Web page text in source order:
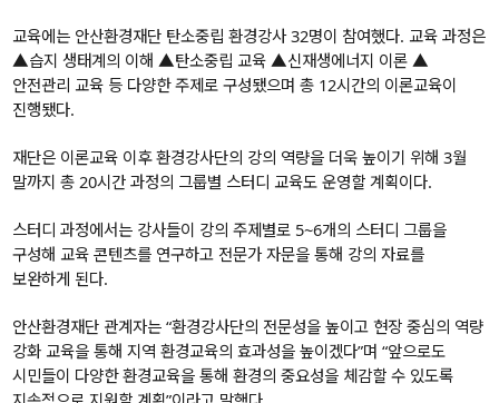
교육에는 안산환경재단 탄소중립 환경강사 32명이 참여했다. 교육 과정은
▲습지 생태계의 이해 ▲탄소중립 교육 ▲신재생에너지 이론 ▲
안전관리 교육 등 다양한 주제로 구성됐으며 총 12시간의 이론교육이
진행됐다.
재단은 이론교육 이후 환경강사단의 강의 역량을 더욱 높이기 위해 3월
말까지 총 20시간 과정의 그룹별 스터디 교육도 운영할 계획이다.
스터디 과정에서는 강사들이 강의 주제별로 5~6개의 스터디 그룹을
구성해 교육 콘텐츠를 연구하고 전문가 자문을 통해 강의 자료를
보완하게 된다.
안산환경재단 관계자는 “환경강사단의 전문성을 높이고 현장 중심의 역량
강화 교육을 통해 지역 환경교육의 효과성을 높이겠다”며 “앞으로도
시민들이 다양한 환경교육을 통해 환경의 중요성을 체감할 수 있도록